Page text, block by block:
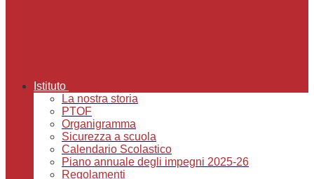
Istituto
La nostra storia
PTOF
Organigramma
Sicurezza a scuola
Calendario Scolastico
Piano annuale degli impegni 2025-26
Regolamenti